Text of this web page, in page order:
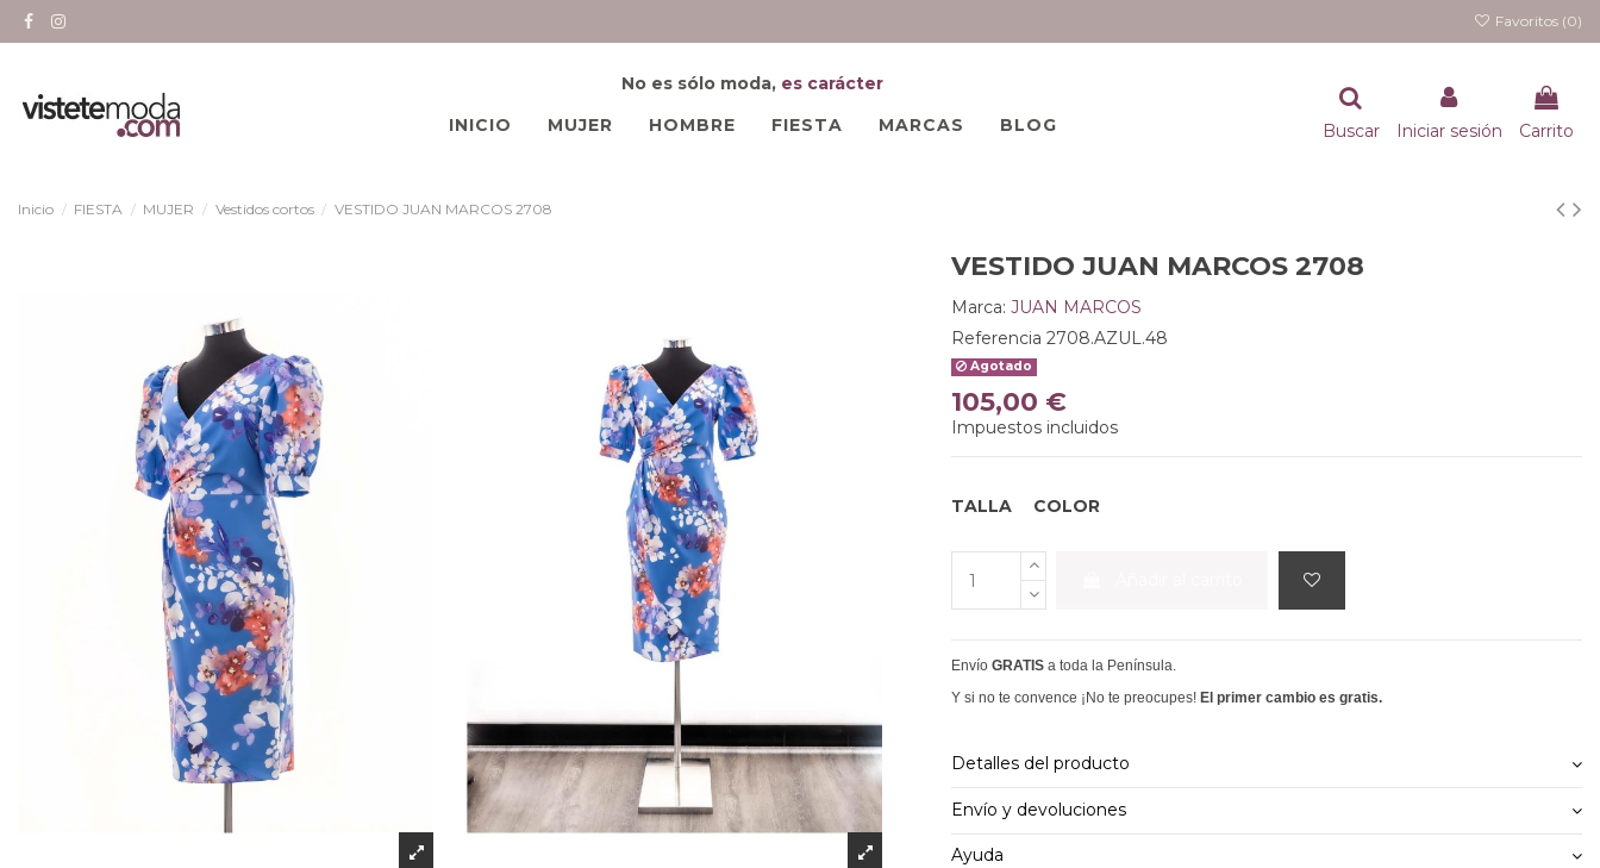
Favoritos (0)
No es sólo moda, es carácter
INICIO
MUJER HOMBRE FIESTA MARCAS BLOG Buscar Iniciar sesión Carrito
Inicio FIESTA MUJER Vestidos cortos VESTIDO JUAN MARCOS 2708
VESTIDO JUAN MARCOS 2708
Marca: JUAN MARCOS
Referencia 2708.AZUL.48
Agotado
105,00 €
Impuestos incluidos
TALLA COLOR
Envío GRATIS a toda la Península.
Y si no te convence ¡No te preocupes! El primer cambio es gratis.
Detalles del producto
Envío y devoluciones
Ayuda